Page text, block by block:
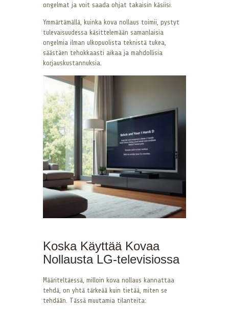
ongelmat ja voit saada ohjat takaisin käsiisi.
Ymmärtämällä, kuinka kova nollaus toimii, pystyt
tulevaisuudessa käsittelemään samanlaisia
ongelmia ilman ulkopuolista teknistä tukea,
säästäen tehokkaasti aikaa ja mahdollisia
korjauskustannuksia.
Koska Käyttää Kovaa
Nollausta LG-televisiossa
Määriteltäessä, milloin kova nollaus kannattaa
tehdä, on yhtä tärkeää kuin tietää, miten se
tehdään. Tässä muutamia tilanteita: